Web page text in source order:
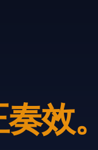
效。